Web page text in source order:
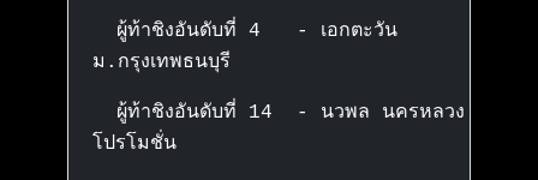
ผู้ท้าชิงอันดับที่ 4 - เอกตะวัน
ม.กรุงเทพธนบุรี
ผู้ท้าชิงอันดับที่ 14 - นวพล นครหลวง
โปรโมชั่น